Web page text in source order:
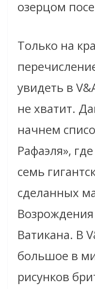
озерцом
Только на
увидеть в
не хватит.
начнем
Рафаэля»,
семь
сделанных
Ватикана. В
большое в
рисунков